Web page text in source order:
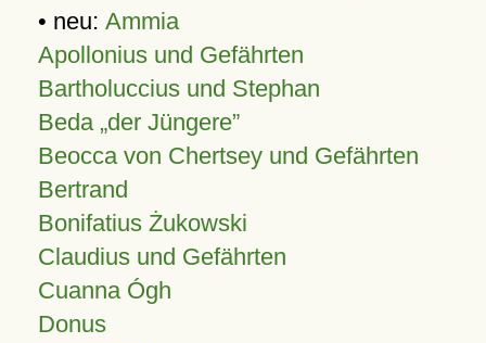
• neu: Ammia
Apollonius und Gefährten
Bartholuccius und Stephan
Beda „der Jüngere”
Beocca von Chertsey und Gefährten
Bertrand
Bonifatius Żukowski
Claudius und Gefährten
Cuanna Ógh
Donus